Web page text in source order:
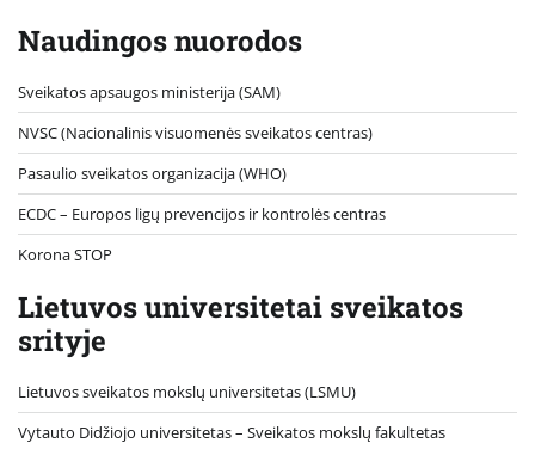
Naudingos nuorodos
Sveikatos apsaugos ministerija (SAM)
NVSC (Nacionalinis visuomenės sveikatos centras)
Pasaulio sveikatos organizacija (WHO)
ECDC – Europos ligų prevencijos ir kontrolės centras
Korona STOP
Lietuvos universitetai sveikatos
srityje
Lietuvos sveikatos mokslų universitetas (LSMU)
Vytauto Didžiojo universitetas– Sveikatos mokslų fakultetas